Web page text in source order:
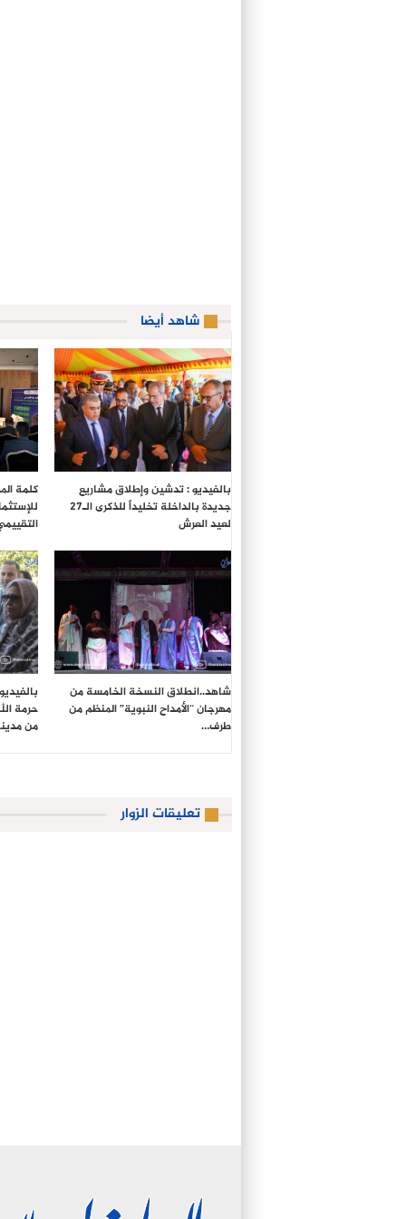
شاهد أيضا
بالفيديو : تدشين وإطلاق مشاريع
جديدة بالداخلة تخليداً للذكرى الـ27
لعيد العرش
كلمة
شاهد..انطلاق النسخة الخامسة من
مهرجان “الأمداح النبوية” المنظم من
طرف…
حرمة
من
تعليقات الزوار